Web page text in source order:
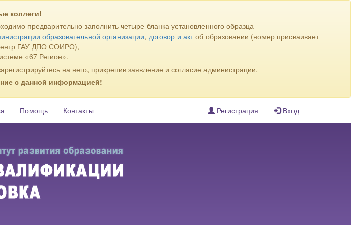
коллеги!
предварительно заполнить четыре бланка установленного образца
образовательной организации, договор и актоб образовании (номер присваивает
ГАУ ДПО СОИРО),
«67 Регион».
на него, прикрепив заявление и согласие администрации.
с данной информацией!
Помощь Контакты Регистрация Вход